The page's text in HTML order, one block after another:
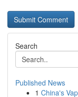
Search
Published News
1 China's